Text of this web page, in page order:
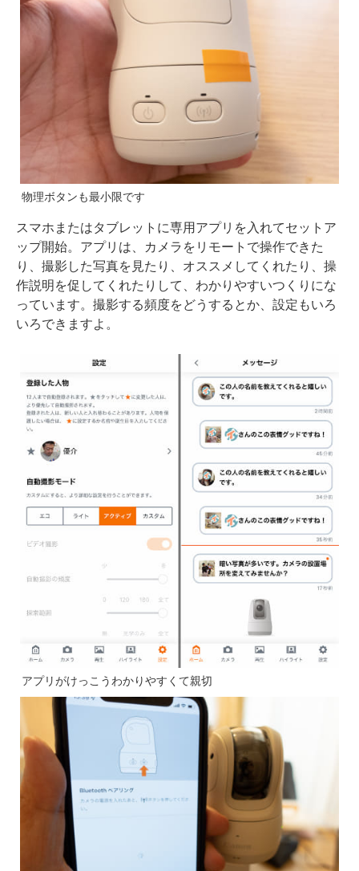
物理ボタンも最小限です
スマホまたはタブレットに専用アプリを入れてセットア
ップ開始。アプリは、カメラをリモートで操作できた
り、撮影した写真を見たり、オススメしてくれたり、操
作説明を促してくれたりして、わかりやすいつくりにな
っています。撮影する頻度をどうするとか、設定もいろ
いろできますよ。
アプリがけっこうわかりやすくて親切